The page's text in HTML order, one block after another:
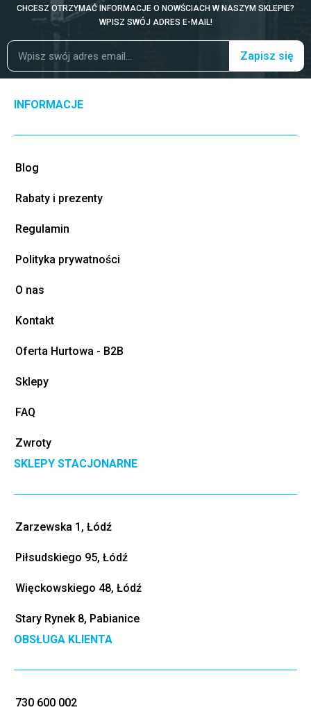
CHCESZ OTRZYMAĆ INFORMACJE O NOWŚCIACH W NASZYM SKLEPIE?
WPISZ SWÓJ ADRES E-MAIL!
Zapisz się
INFORMACJE
Blog
Rabaty i prezenty
Regulamin
Polityka prywatności
O nas
Kontakt
Oferta Hurtowa - B2B
Sklepy
FAQ
Zwroty
SKLEPY STACJONARNE
Zarzewska 1, Łódź
Piłsudskiego 95, Łódź
Więckowskiego 48, Łódź
Stary Rynek 8, Pabianice
OBSŁUGA KLIENTA
730 600 002